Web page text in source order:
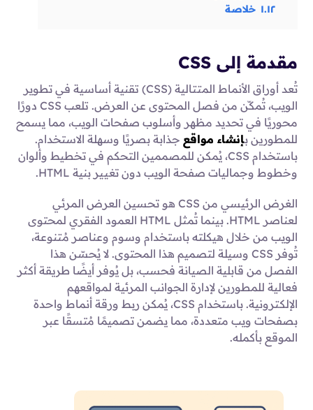
١.١٢ خلاصة
مقدمة إلى CSS
تُعد أوراق الأنماط المتتالية (CSS) تقنية أساسية في تطوير
الويب، تُمكّن من فصل المحتوى عن العرض. تلعب CSS دورًا
محوريًا في تحديد مظهر وأسلوب صفحات الويب، مما يسمح
للمطورين بإنشاء مواقع جذابة بصريًا وسهلة الاستخدام.
باستخدام CSS، يُمكن للمصممين التحكم في تخطيط وألوان
وخطوط وجماليات صفحة الويب دون تغيير بنية HTML.
الغرض الرئيسي من CSS هو تحسين العرض المرئي
لعناصر HTML. بينما تُمثل HTML العمود الفقري لمحتوى
الويب من خلال هيكلته باستخدام وسوم وعناصر مُتنوعة،
تُوفر CSS وسيلة لتصميم هذا المحتوى. لا يُحسّن هذا
الفصل من قابلية الصيانة فحسب، بل يُوفر أيضًا طريقة أكثر
فعالية للمطورين لإدارة الجوانب المرئية لمواقعهم
الإلكترونية. باستخدام CSS، يُمكن ربط ورقة أنماط واحدة
بصفحات ويب متعددة، مما يضمن تصميمًا مُتسقًا عبر
الموقع بأكمله.